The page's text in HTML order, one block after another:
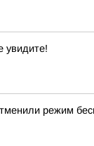
увидите!
режим